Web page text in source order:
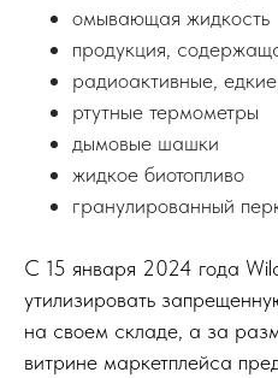
омывающая жидкость
продукция,
радиоактивные,
ртутные термометры
дымовые шашки
жидкое биотопливо
гранулированный
С 15 января 2024 года
утилизировать
на своем складе, а за
витрине маркетплейса